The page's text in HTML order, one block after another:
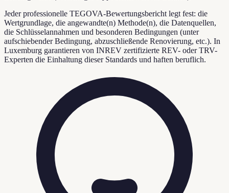
Jeder professionelle TEGOVA-Bewertungsbericht legt fest: die
Wertgrundlage, die angewandte(n) Methode(n), die Datenquellen,
die Schlüsselannahmen und besonderen Bedingungen (unter
aufschiebender Bedingung, abzuschließende Renovierung, etc.). In
Luxemburg garantieren von INREV zertifizierte REV- oder TRV-
Experten die Einhaltung dieser Standards und haften beruflich.